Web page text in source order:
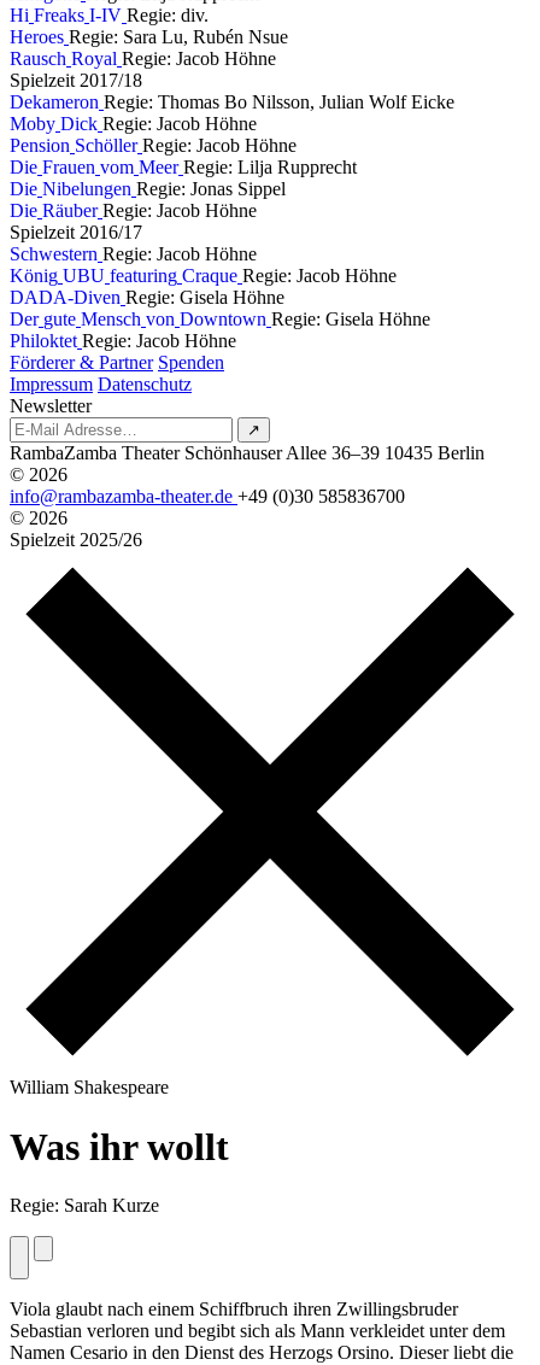
Hi Freaks I-IV Regie: div.
Heroes Regie: Sara Lu, Rubén Nsue
Rausch Royal Regie: Jacob Höhne
Spielzeit 201 7/18
Dekameron Regie: Thomas Bo Nilsson, Julian Wolf Eicke
Moby Dick Regie: Jacob Höhne
Pension Schöller Regie: Jacob Höhne
Die Frauen vom Meer Regie: Lilja Rupprecht
Die Nibelungen Regie: Jonas Sippel
Die Räuber Regie: Jacob Höhne
Spielzeit 2016/1 7
Schwestern Regie: Jacob Höhne
König UBU featuring Craque Regie: Jacob Höhne
DADA-Diven Regie: Gisela Höhne
Der gute Mensch von Downtown Regie: Gisela Höhne
Philoktet Regie: Jacob Höhne
Förderer & Partner Spenden
Impressum Datenschutz
Newsletter
↗
RambaZamba Theater Schönhauser Allee 36–39 10435 Berlin
© 2026
info@rambazamba-theater.de +49 (0)30 585836700
© 2026
Spielzeit 2025/26
William Shakespeare
Was ihr wollt
Regie: Sarah Kurze
Viola glaubt nach einem Schiffbruch ihren Zwillingsbruder
Sebastian verloren und begibt sich als Mann verkleidet unter dem
Namen Cesario in den Dienst des Herzogs Orsino. Dieser liebt die